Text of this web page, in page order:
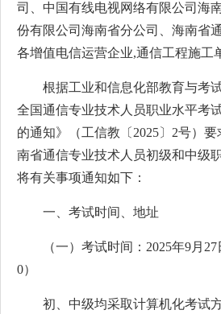
司、中国有线电视网络有限公司海
份有限公司海南省分公司、海南省
各增值电信运营企业,通信工程施工
根据工业和信息化部教育与考
全国通信专业技术人员职业水平考
的通知》（工信教〔2025〕2号）
南省通信专业技术人员初级和中级
将有关事项通知如下：
一、考试时间、地址
（一）考试时间：2025年9月
0）
初、中级均采取计算机化考试